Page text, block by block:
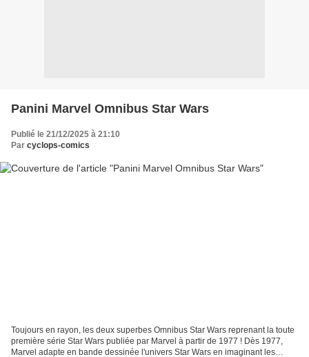
Panini Marvel Omnibus Star Wars
Publié le 21/12/2025 à 21:10
Par cyclops-comics
Toujours en rayon, les deux superbes Omnibus Star Wars reprenant la toute
première série Star Wars publiée par Marvel à partir de 1977 ! Dès 1977,
Marvel adapte en bande dessinée l'univers Star Wars en imaginant les